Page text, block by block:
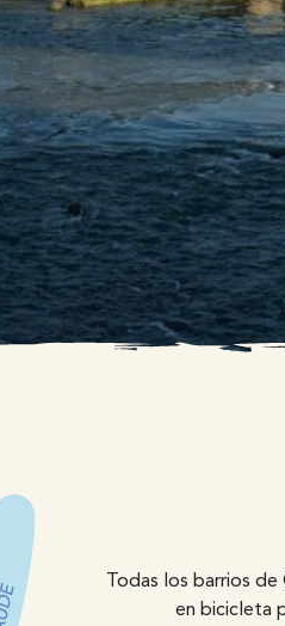
Todas los barrios
en bicicleta